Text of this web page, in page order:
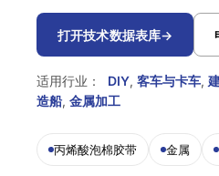
Krystal 2000
Krystal 3000
Krystal 4000
浏览更多→
木工
按基材分类
合规性
RoHS声明
各产品技术数据表
打开技术数据表库→
适用行业： DIY, 客车与卡车,
造船, 金属加工
丙烯酸泡棉胶带 金属